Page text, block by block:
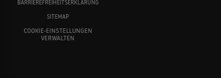
BARRIEREFREIHEITSERKLÄRUNG
SITEMAP
COOKIE-EINSTELLUNGEN
VERWALTEN